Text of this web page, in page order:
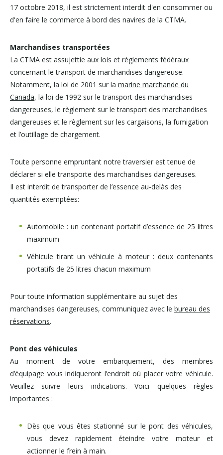
17 octobre 2018, il est strictement interdit d'en consommer ou
d'en faire le commerce à bord des navires de la CTMA.
Marchandises transportées
La CTMA est assujettie aux lois et règlements fédéraux
concernant le transport de marchandises dangereuse.
Notamment, la loi de 2001 sur la marine marchande du
Canada, la loi de 1992 sur le transport des marchandises
dangereuses, le règlement sur le transport des marchandises
dangereuses et le règlement sur les cargaisons, la fumigation
et l’outillage de chargement.
Toute personne empruntant notre traversier est tenue de
déclarer si elle transporte des marchandises dangereuses.
Il est interdit de transporter de l’essence au-delàs des
quantités exemptées:
Automobile : un contenant portatif d’essence de 25 litres
maximum
Véhicule tirant un véhicule à moteur : deux contenants
portatifs de 25 litres chacun maximum
Pour toute information supplémentaire au sujet des
marchandises dangereuses, communiquez avec le bureau des
réservations.
Pont des véhicules
Au moment de votre embarquement, des membres
d’équipage vous indiqueront l’endroit où placer votre véhicule.
Veuillez suivre leurs indications. Voici quelques règles
importantes :
Dès que vous êtes stationné sur le pont des véhicules,
vous devez rapidement éteindre votre moteur et
actionner le frein à main.